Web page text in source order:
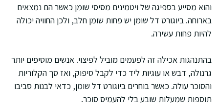
והוא מסייע בספיגה של ויטמינים מסיסי שומן כאשר הם נמצאים
בארוחה. ביוגורט דל שומן יש פחות שומן חלב, ולכן החוויה יכולה
להיות פחות עשירה.
בהתנהגות אכילה זה לפעמים מוביל לפיצוי. אנשים מוסיפים יותר
גרנולה, דבש או עוגיות ליד כדי לקבל סיפוק, ואז סך הקלוריות
והסוכר עולה. כאשר בוחרים ביוגורט דל שומן, כדאי לבנות סביבו
תוספות שמעלות שובע בלי להעמיס סוכר.